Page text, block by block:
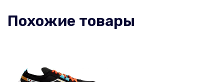
Похожие товары